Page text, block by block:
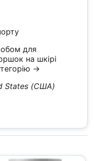
для
на шкірі
→
States (США)